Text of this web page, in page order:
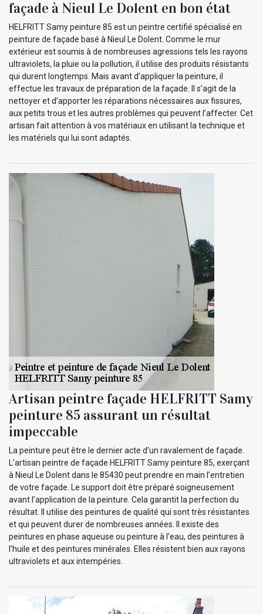
façade à Nieul Le Dolent en bon état
HELFRITT Samy peinture 85 est un peintre certifié spécialisé en
peinture de façade basé à Nieul Le Dolent. Comme le mur
extérieur est soumis à de nombreuses agressions tels les rayons
ultraviolets, la pluie ou la pollution, il utilise des produits résistants
qui durent longtemps. Mais avant d’appliquer la peinture, il
effectue les travaux de préparation de la façade. Il s’agit de la
nettoyer et d’apporter les réparations nécessaires aux fissures,
aux petits trous et les autres problèmes qui peuvent l’affecter. Cet
artisan fait attention à vos matériaux en utilisant la technique et
les matériels qui lui sont adaptés.
Artisan peintre façade HELFRITT Samy
peinture 85 assurant un résultat
impeccable
La peinture peut être le dernier acte d’un ravalement de façade.
L’artisan peintre de façade HELFRITT Samy peinture 85, exerçant
à Nieul Le Dolent dans le 85430 peut prendre en main l’entretien
de votre façade. Le support doit être préparé soigneusement
avant l’application de la peinture. Cela garantit la perfection du
résultat. Il utilise des peintures de qualité qui sont très résistantes
et qui peuvent durer de nombreuses années. Il existe des
peintures en phase aqueuse ou peinture à l’eau, des peintures à
l’huile et des peintures minérales. Elles résistent bien aux rayons
ultraviolets et aux intempéries.